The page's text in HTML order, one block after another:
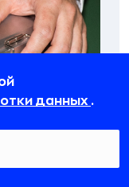
и
данных .